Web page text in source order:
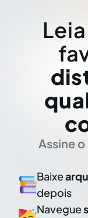
Assine
Baixe
depois
Navegue